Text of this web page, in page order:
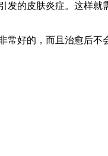
的皮肤炎症。这样
好的，而且治愈后